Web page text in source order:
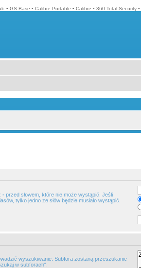
• GS-Base • Calibre Portable • Calibre • 360 Total Security •
- przed słowem, które nie może wystąpić. Jeśli
tylko jedno ze słów będzie musiało wystąpić.
wyszukiwanie. Subfora zostaną przeszukanie
w subforach“.